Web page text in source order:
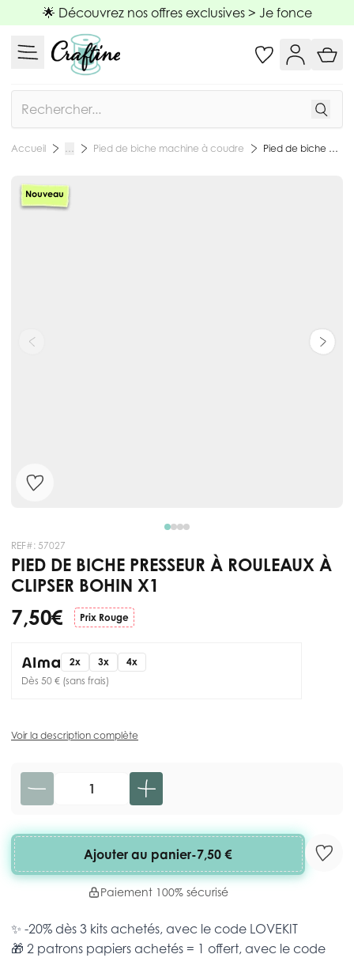
Allez au contenu
🌟 Découvrez nos offres exclusives > Je fonce
Accueil … Pied de biche machine à coudre Pied de biche presseur à rouleaux à clipser Bohin x1
Nouveau
REF#: 57027
PIED DE BICHE PRESSEUR À ROULEAUX À
CLIPSER BOHIN X1
7,50 € Prix Rouge
2x 3x
4x
Dès 50 € (sans frais)
Voir la description complète
Quantité
Ajouter au panier-7,50 €
Paiement 100% sécurisé
✨ -20% dès 3 kits achetés, avec le code LOVEKIT
🎁 2 patrons papiers achetés = 1 offert, avec le code